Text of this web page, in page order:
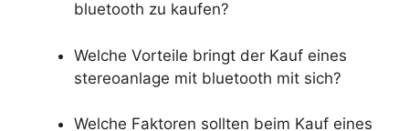
bluetooth zu kaufen?
Welche Vorteile bringt der Kauf eines
stereoanlage mit bluetooth mit sich?
Welche Faktoren sollten beim Kauf eines